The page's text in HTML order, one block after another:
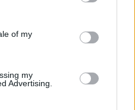
and its third-party tags to
purposes in below Google
of my
my
Advertising.